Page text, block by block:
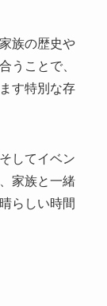
族の歴史や
うことで、
す特別な存
してイベン
家族と一緒
らしい時間